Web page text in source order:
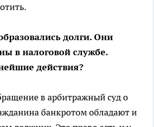
долги. Они
в налоговой службе.
действия?
в арбитражный суд о
банкротом обладают и